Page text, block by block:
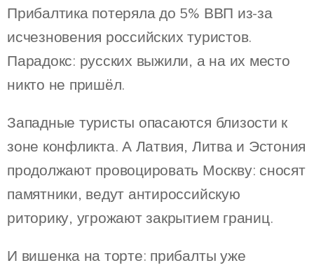
Прибалтика потеряла до 5% ВВП из-за
исчезновения российских туристов.
Парадокс: русских выжили, а на их место
никто не пришёл.
Западные туристы опасаются близости к
зоне конфликта. А Латвия, Литва и Эстония
продолжают провоцировать Москву: сносят
памятники, ведут антироссийскую
риторику, угрожают закрытием границ.
И вишенка на торте: прибалты уже